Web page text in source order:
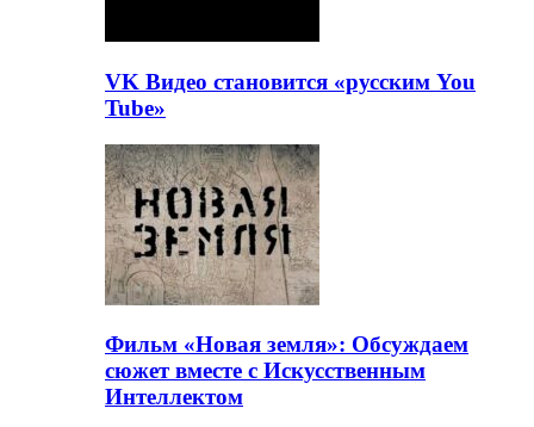
VK Видео становится «русским You
Tube»
Фильм «Новая земля»: Обсуждаем
сюжет вместе с Искусственным
Интеллектом